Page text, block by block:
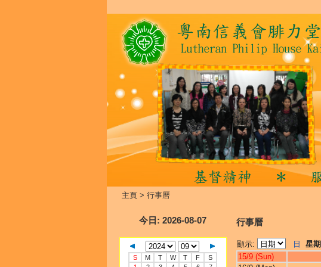
主頁> 行事曆
今日 : 2026-08-07
S M T W T F
S
行事曆
顯示: 日 星期
15/9 (Sun)